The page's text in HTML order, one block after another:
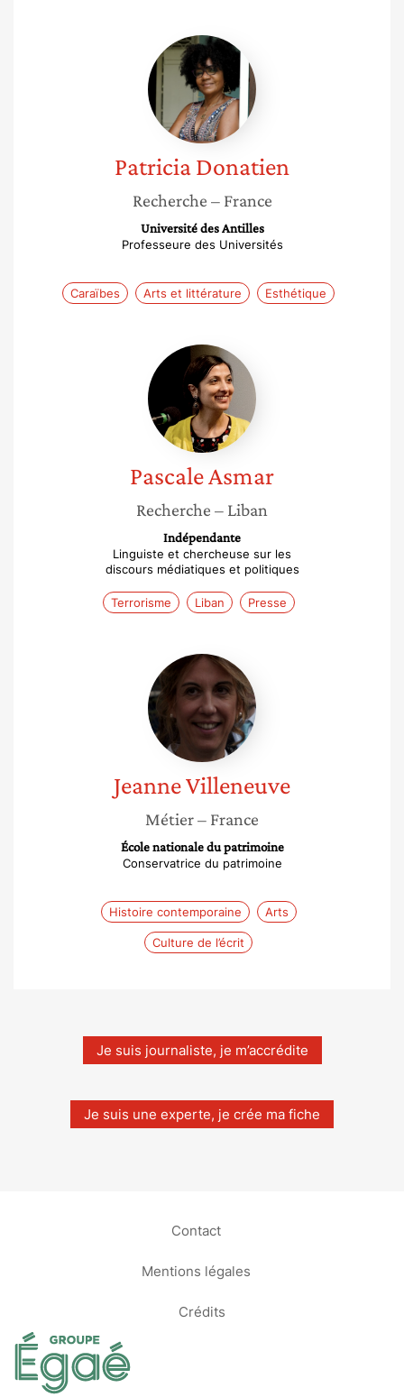
Patricia
Donatien
PatriciaDonatien
Recherche – France
Université des Antilles
Professeure des Universités
Caraïbes Arts et littérature Esthétique
Pascale
Asmar
PascaleAsmar
Recherche – Liban
Indépendante
Linguiste et chercheuse sur les
discours médiatiques et politiques
Terrorisme Liban Presse
Jeanne
Villeneuve
JeanneVilleneuve
Métier– France
École nationale du patrimoine
Conservatrice du patrimoine
Histoire contemporaine Arts
Culture de l’écrit
Je suis journaliste, je m’accrédite
Je suis une experte, je crée ma fiche
Contact
Mentions légales
Crédits